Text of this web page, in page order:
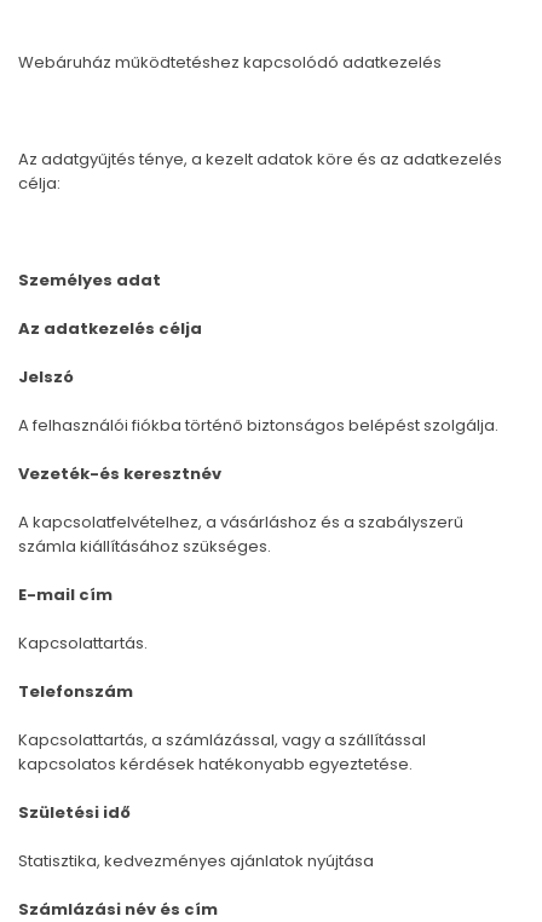
Webáruház működtetéshez kapcsolódó adatkezelés
Az adatgyűjtés ténye, a kezelt adatok köre és az adatkezelés
célja:
Személyes adat
Az adatkezelés célja
Jelszó
A felhasználói fiókba történő biztonságos belépést szolgálja.
Vezeték-és keresztnév
A kapcsolatfelvételhez, a vásárláshoz és a szabályszerű
számla kiállításához szükséges.
E-mail cím
Kapcsolattartás.
Telefonszám
Kapcsolattartás, a számlázással, vagy a szállítással
kapcsolatos kérdések hatékonyabb egyeztetése.
Születési idő
Statisztika, kedvezményes ajánlatok nyújtása
Számlázási név és cím